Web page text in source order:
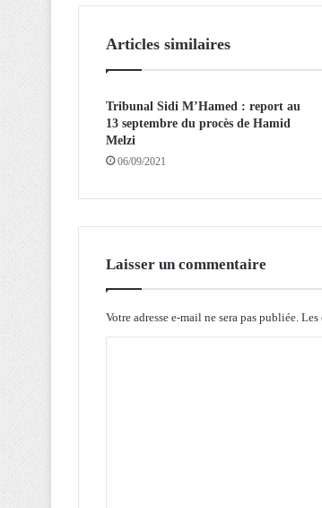
n
c
m
e
n
t
e
p
o
j
e
Articles similaires
Tribunal Sidi M’Hamed : report au
13 septembre du procès de Hamid
Melzi
06/09/2021
Laisser un commentaire
Votre adresse e-mail ne sera pas publiée. Les